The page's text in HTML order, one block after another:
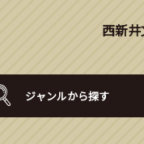
西新
ジャンルから探す